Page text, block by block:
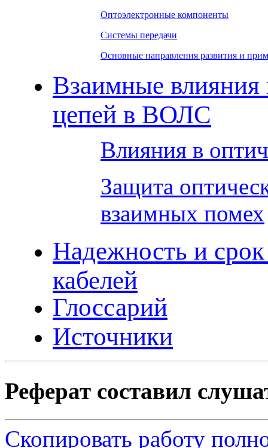
Оптоэлектронные компоненты
Системы передачи
Основные направления развития и
Взаимные
цепей в ВОЛС
Влияния в
Защита
взаимных помех
Надежность и
кабелей
Глоссарий
Источники
Реферат составил
Скопировать работу